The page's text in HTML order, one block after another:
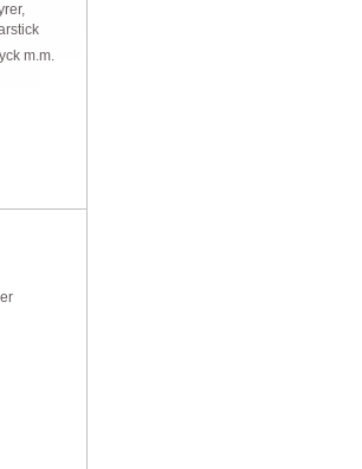
m.m.